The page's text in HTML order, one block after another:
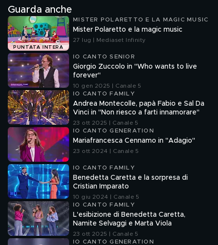
Guarda anche
PUNTATA INTERA
MISTER POLARETTO E LA MAGIC MUSIC
Mister Polaretto e la magic music
27 lug | Mediaset Infinity
IO CANTO SENIOR
Giorgio Zuccolo in "Who wants to live
forever"
10 gen 2025 | Canale 5
IO CANTO FAMILY
Andrea Montecolle, papà Fabio e Sal Da
Vinci in "Non riesco a farti innamorare"
23 ott 2025 | Canale 5
IO CANTO GENERATION
Mariafrancesca Cennamo in "Adagio"
23 ott 2024 | Canale 5
IO CANTO FAMILY
Benedetta Caretta e la sorpresa di
Cristian Imparato
10 giu 2024 | Canale 5
IO CANTO FAMILY
L'esibizione di Benedetta Caretta,
Namite Selvaggi e Marta Viola
23 ott 2025 | Canale 5
IO CANTO GENERATION